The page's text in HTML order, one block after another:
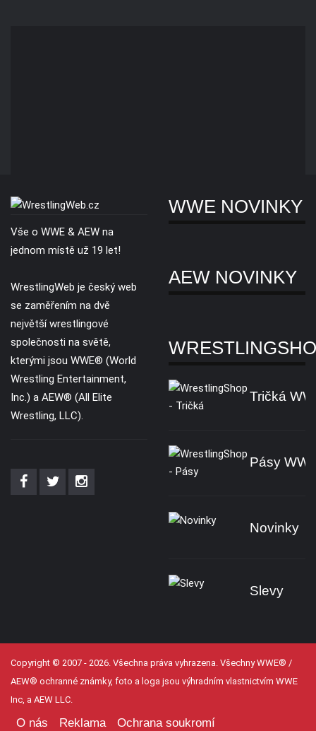
Vše o WWE & AEW na
jednom místě už 19 let!
WrestlingWeb je český web
se zaměřením na dvě
největší wrestlingové
společnosti na světě,
kterými jsou WWE® (World
Wrestling Entertainment,
Inc.) a AEW® (All Elite
Wrestling, LLC).
WWE NOVINKY
AEW NOVINKY
Tričká
Pásy
Novinky
Slevy
Copyright © 2007 - 2026. Všechna práva vyhrazena. Všechny WWE® /
AEW® ochranné známky, foto a loga jsou výhradním vlastnictvím WWE
Inc, a AEW LLC.
O nás Reklama Ochrana soukromí